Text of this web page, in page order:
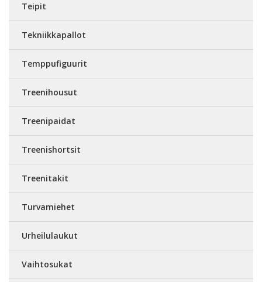
Teipit
Tekniikkapallot
Temppufiguurit
Treenihousut
Treenipaidat
Treenishortsit
Treenitakit
Turvamiehet
Urheilulaukut
Vaihtosukat